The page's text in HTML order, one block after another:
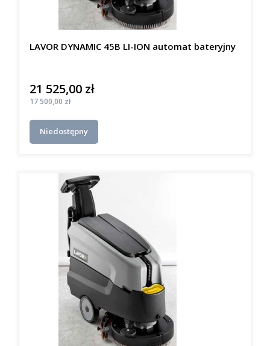
LAVOR DYNAMIC 45B LI-ION automat bateryjny
Cena
21 525,00 zł
Cena
17 500,00 zł
Niedostępny